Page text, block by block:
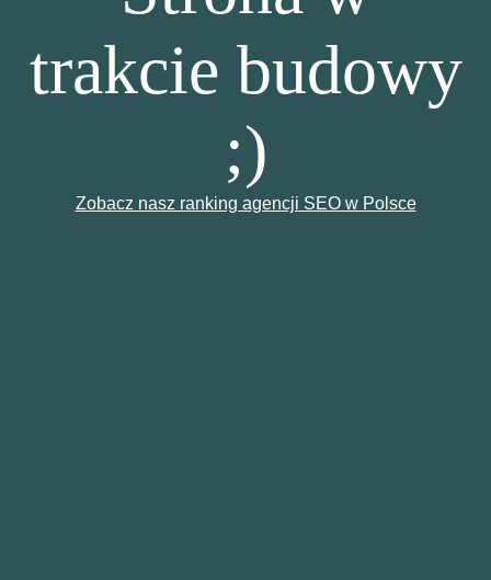
trakcie budowy
;)
Zobacz nasz ranking agencji SEO w Polsce